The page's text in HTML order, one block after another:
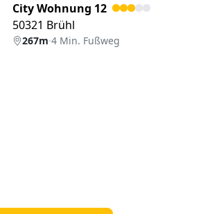
City Wohnung 12
50321 Brühl
267m·4 Min. Fußweg